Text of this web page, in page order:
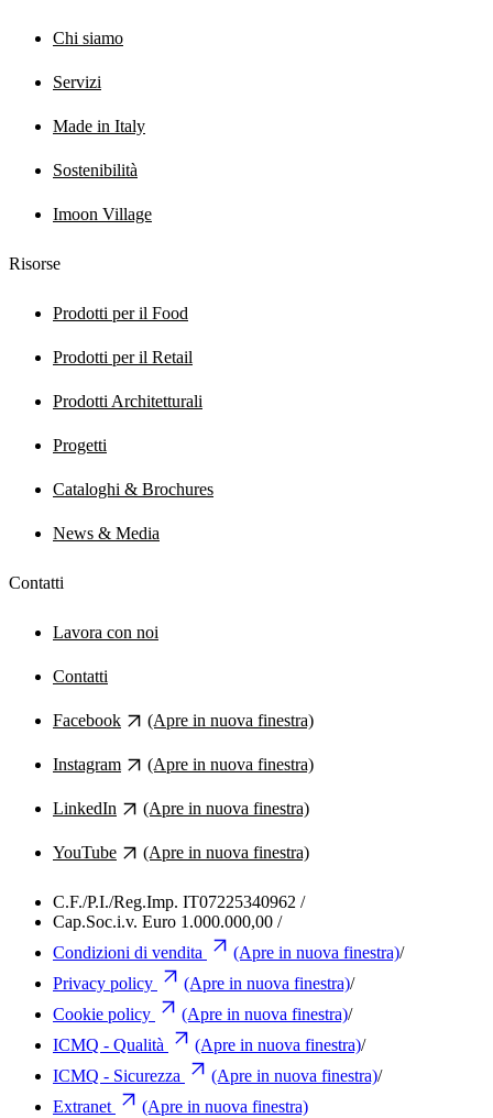
Chi siamo
Servizi
Made in Italy
Sostenibilità
Imoon Village
Risorse
Prodotti per il Food
Prodotti per il Retail
Prodotti Architetturali
Progetti
Cataloghi & Brochures
News & Media
Contatti
Lavora con noi
Contatti
Facebook (Apre in nuova finestra)
Instagram (Apre in nuova finestra)
LinkedIn (Apre in nuova finestra)
YouTube (Apre in nuova finestra)
C.F./P.I./Reg.Imp. IT07225340962 /
Cap.Soc.i.v. Euro 1.000.000,00 /
Condizioni di vendita
(Apre in nuova finestra)/
Privacy policy
(Apre in nuova finestra)/
Cookie policy
(Apre in nuova finestra)/
ICMQ - Qualità
(Apre in nuova finestra)/
ICMQ - Sicurezza
(Apre in nuova finestra)/
Extranet
(Apre in nuova finestra)